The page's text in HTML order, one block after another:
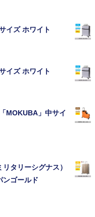
イズ ホワイト
イズ ホワイト
MOKUBA」中サイ
タリーシグナス）
ンゴールド